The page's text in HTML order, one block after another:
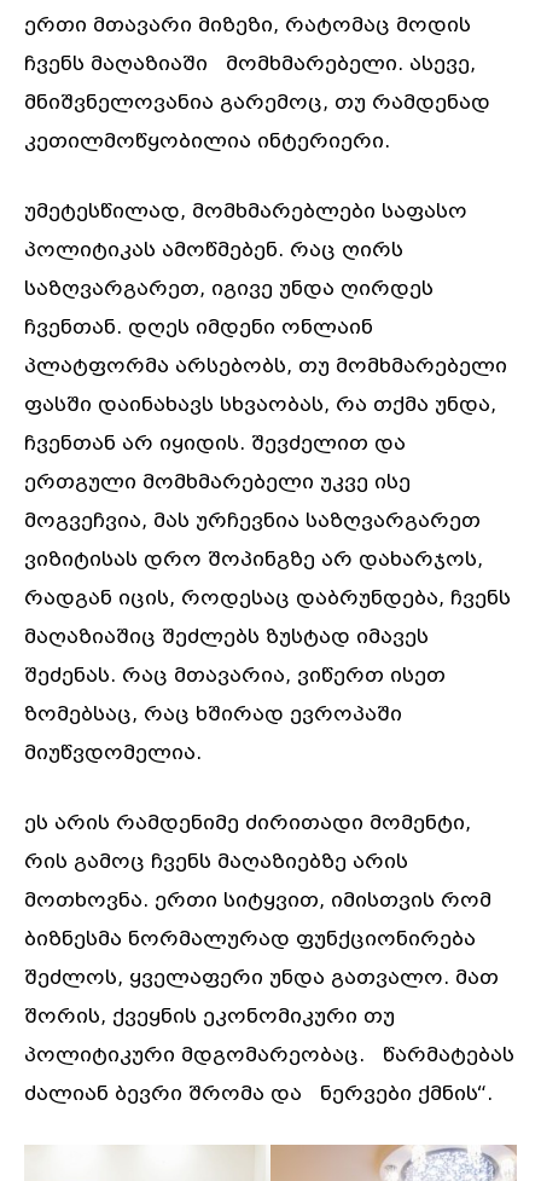
ერთი მთავარი მიზეზი, რატომაც მოდის
ჩვენს მაღაზიაში მომხმარებელი. ასევე,
მნიშვნელოვანია გარემოც, თუ რამდენად
კეთილმოწყობილია ინტერიერი.
უმეტესწილად, მომხმარებლები საფასო
პოლიტიკას ამოწმებენ. რაც ღირს
საზღვარგარეთ, იგივე უნდა ღირდეს
ჩვენთან. დღეს იმდენი ონლაინ
პლატფორმა არსებობს, თუ მომხმარებელი
ფასში დაინახავს სხვაობას, რა თქმა უნდა,
ჩვენთან არ იყიდის. შევძელით და
ერთგული მომხმარებელი უკვე ისე
მოგვეჩვია, მას ურჩევნია საზღვარგარეთ
ვიზიტისას დრო შოპინგზე არ დახარჯოს,
რადგან იცის, როდესაც დაბრუნდება, ჩვენს
მაღაზიაშიც შეძლებს ზუსტად იმავეს
შეძენას. რაც მთავარია, ვიწერთ ისეთ
ზომებსაც, რაც ხშირად ევროპაში
მიუწვდომელია.
ეს არის რამდენიმე ძირითადი მომენტი,
რის გამოც ჩვენს მაღაზიებზე არის
მოთხოვნა. ერთი სიტყვით, იმისთვის რომ
ბიზნესმა ნორმალურად ფუნქციონირება
შეძლოს, ყველაფერი უნდა გათვალო. მათ
შორის, ქვეყნის ეკონომიკური თუ
პოლიტიკური მდგომარეობაც. წარმატებას
ძალიან ბევრი შრომა და ნერვები ქმნის“.